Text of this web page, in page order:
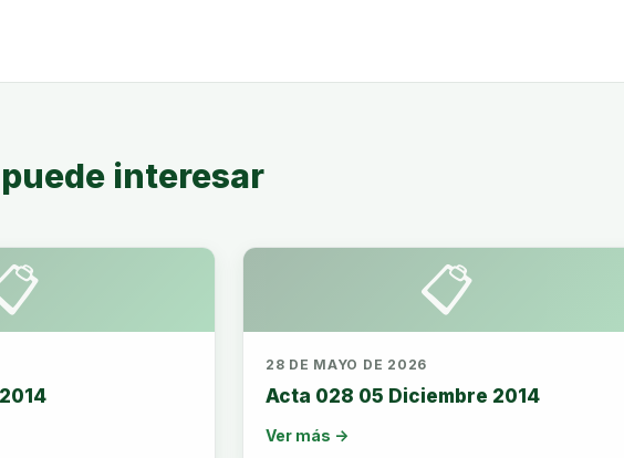
interesar
📋
28 DE MAYO DE 2026
Acta 028 05 Diciembre 2014
Ver más →